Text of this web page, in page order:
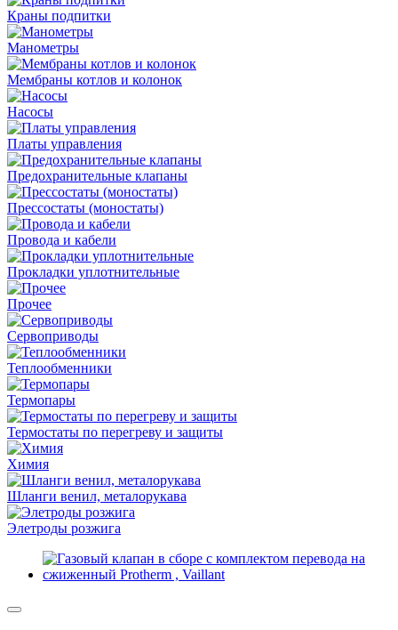
Краны подпитки
Манометры
Мембраны котлов и колонок
Насосы
Платы управления
Предохранительные клапаны
Прессостаты (моностаты)
Провода и кабели
Прокладки уплотнительные
Прочее
Сервоприводы
Теплообменники
Термопары
Термостаты по перегреву и защиты
Химия
Шланги венил, металорукава
Элетроды розжига